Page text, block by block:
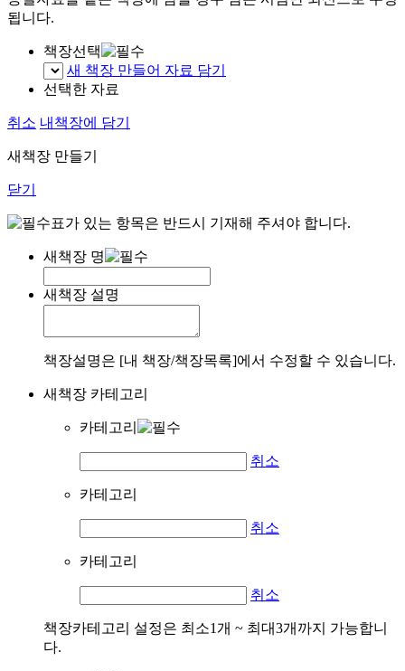
됩니다.
책장선택
새 책장 만들어 자료 담기
선택한 자료
취소 내책장에 담기
새책장 만들기
닫기
표가 있는 항목은 반드시 기재해 주셔야 합니다.
새책장 명
새책장 설명
책장설명은 [내 책장/책장목록]에서 수정할 수 있습니다.
새책장 카테고리
카테고리
취소
카테고리
취소
카테고리
취소
책장카테고리 설정은 최소1개 ~ 최대3개까지 가능합니
다.